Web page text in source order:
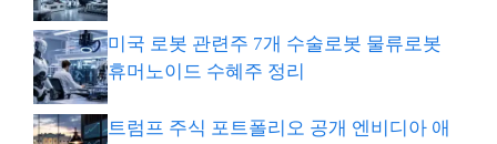
미국 로봇 관련주 7개 수술로봇 물류로봇
휴머노이드 수혜주 정리
트럼프 주식 포트폴리오 공개 엔비디아 애